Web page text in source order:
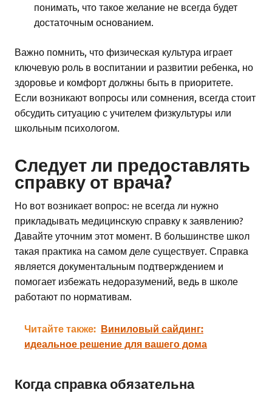
понимать, что такое желание не всегда будет
достаточным основанием.
Важно помнить, что физическая культура играет
ключевую роль в воспитании и развитии ребенка, но
здоровье и комфорт должны быть в приоритете.
Если возникают вопросы или сомнения, всегда стоит
обсудить ситуацию с учителем физкультуры или
школьным психологом.
Следует ли предоставлять
справку от врача?
Но вот возникает вопрос: не всегда ли нужно
прикладывать медицинскую справку к заявлению?
Давайте уточним этот момент. В большинстве школ
такая практика на самом деле существует. Справка
является документальным подтверждением и
помогает избежать недоразумений, ведь в школе
работают по нормативам.
Читайте также: Виниловый сайдинг:
идеальное решение для вашего дома
Когда справка обязательна